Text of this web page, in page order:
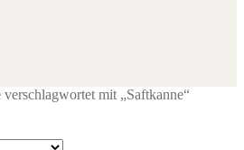
verschlagwortet mit „Saftkanne“